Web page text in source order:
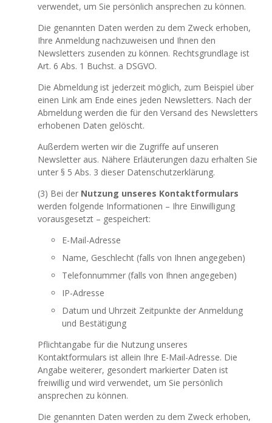
verwendet, um Sie persönlich ansprechen zu können.
Die genannten Daten werden zu dem Zweck erhoben,
Ihre Anmeldung nachzuweisen und Ihnen den
Newsletters zusenden zu können. Rechtsgrundlage ist
Art. 6 Abs. 1 Buchst. a DSGVO.
Die Abmeldung ist jederzeit möglich, zum Beispiel über
einen Link am Ende eines jeden Newsletters. Nach der
Abmeldung werden die für den Versand des Newsletters
erhobenen Daten gelöscht.
Außerdem werten wir die Zugriffe auf unseren
Newsletter aus. Nähere Erläuterungen dazu erhalten Sie
unter § 5 Abs. 3 dieser Datenschutzerklärung.
(3) Bei der Nutzung unseres Kontaktformulars
werden folgende Informationen – Ihre Einwilligung
vorausgesetzt – gespeichert:
E-Mail-Adresse
Name, Geschlecht (falls von Ihnen angegeben)
Telefonnummer (falls von Ihnen angegeben)
IP-Adresse
Datum und Uhrzeit Zeitpunkte der Anmeldung
und Bestätigung
Pflichtangabe für die Nutzung unseres
Kontaktformulars ist allein Ihre E-Mail-Adresse. Die
Angabe weiterer, gesondert markierter Daten ist
freiwillig und wird verwendet, um Sie persönlich
ansprechen zu können.
Die genannten Daten werden zu dem Zweck erhoben,